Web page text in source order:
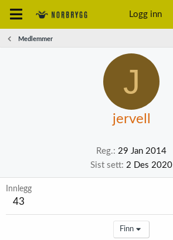
Logg inn
Medlemmer
J
jervell
Reg. 29 Jan 2014
Sist sett 2 Des 2020
Innlegg
43
Finn